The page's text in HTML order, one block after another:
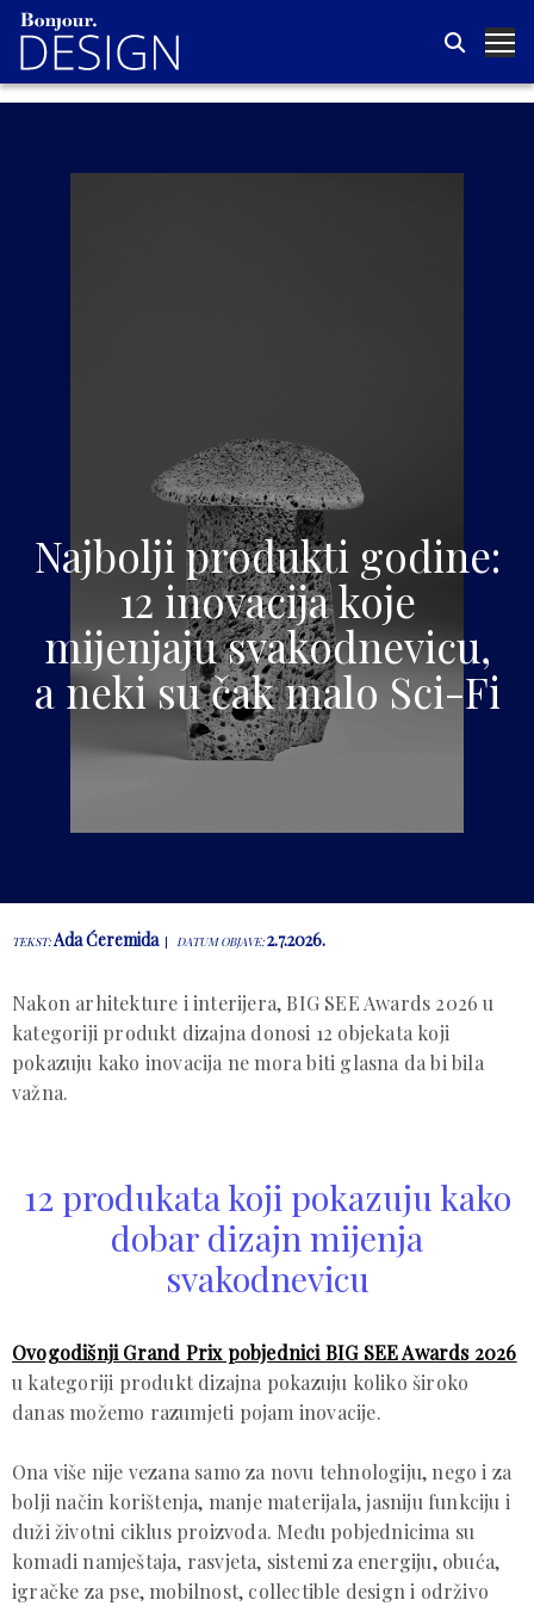
Najbolji produkti godine:
12 inovacija koje
mijenjaju svakodnevicu,
a neki su čak malo Sci-Fi
TEKST:Ada Ćeremida DATUM OBJAVE:2.7.2026.
Nakon arhitekture i interijera, BIG SEE Awards 2026 u
kategoriji produkt dizajna donosi 12 objekata koji
pokazuju kako inovacija ne mora biti glasna da bi bila
važna.
12 produkata koji pokazuju kako
dobar dizajn mijenja
svakodnevicu
Ovogodišnji Grand Prix pobjednici BIG SEE Awards 2026
u kategoriji produkt dizajna pokazuju koliko široko
danas možemo razumjeti pojam inovacije.
Ona više nije vezana samo za novu tehnologiju, nego i za
bolji način korištenja, manje materijala, jasniju funkciju i
duži životni ciklus proizvoda. Među pobjednicima su
komadi namještaja, rasvjeta, sistemi za energiju, obuća,
igračke za pse, mobilnost, collectible design i održivo